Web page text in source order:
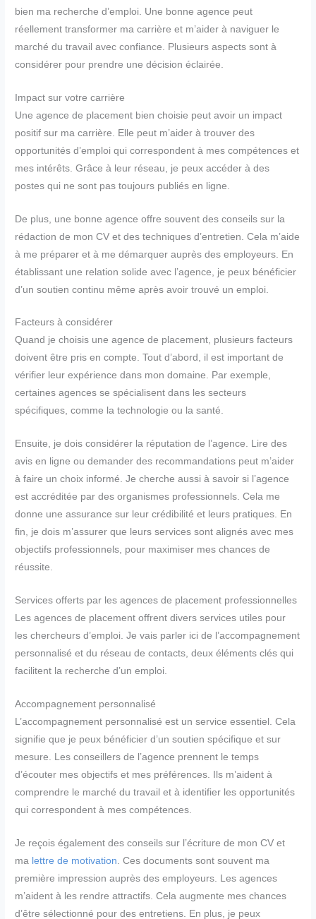
bien ma recherche d’emploi. Une bonne agence peut
réellement transformer ma carrière et m’aider à naviguer le
marché du travail avec confiance. Plusieurs aspects sont à
considérer pour prendre une décision éclairée.
Impact sur votre carrière
Une agence de placement bien choisie peut avoir un impact
positif sur ma carrière. Elle peut m’aider à trouver des
opportunités d’emploi qui correspondent à mes compétences et
mes intérêts. Grâce à leur réseau, je peux accéder à des
postes qui ne sont pas toujours publiés en ligne.
De plus, une bonne agence offre souvent des conseils sur la
rédaction de mon CV et des techniques d’entretien. Cela m’aide
à me préparer et à me démarquer auprès des employeurs. En
établissant une relation solide avec l’agence, je peux bénéficier
d’un soutien continu même après avoir trouvé un emploi.
Facteurs à considérer
Quand je choisis une agence de placement, plusieurs facteurs
doivent être pris en compte. Tout d’abord, il est important de
vérifier leur expérience dans mon domaine. Par exemple,
certaines agences se spécialisent dans les secteurs
spécifiques, comme la technologie ou la santé.
Ensuite, je dois considérer la réputation de l’agence. Lire des
avis en ligne ou demander des recommandations peut m’aider
à faire un choix informé. Je cherche aussi à savoir si l’agence
est accréditée par des organismes professionnels. Cela me
donne une assurance sur leur crédibilité et leurs pratiques. En
fin, je dois m’assurer que leurs services sont alignés avec mes
objectifs professionnels, pour maximiser mes chances de
réussite.
Services offerts par les agences de placement professionnelles
Les agences de placement offrent divers services utiles pour
les chercheurs d’emploi. Je vais parler ici de l’accompagnement
personnalisé et du réseau de contacts, deux éléments clés qui
facilitent la recherche d’un emploi.
Accompagnement personnalisé
L’accompagnement personnalisé est un service essentiel. Cela
signifie que je peux bénéficier d’un soutien spécifique et sur
mesure. Les conseillers de l’agence prennent le temps
d’écouter mes objectifs et mes préférences. Ils m’aident à
comprendre le marché du travail et à identifier les opportunités
qui correspondent à mes compétences.
Je reçois également des conseils sur l’écriture de mon CV et
ma lettre de motivation . Ces documents sont souvent ma
première impression auprès des employeurs. Les agences
m’aident à les rendre attractifs. Cela augmente mes chances
d’être sélectionné pour des entretiens. En plus, je peux